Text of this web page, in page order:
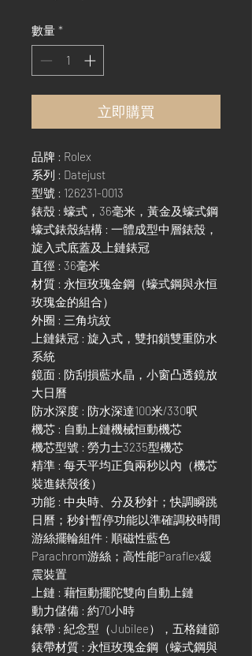
數量 *
立即購買
品牌 : Rolex
系列 : Datejust
型號 : 126231-0013
錶殼 : 蠔式，36毫米，黃金及蠔式鋼
蠔式錶殼結構 : 一體成型中層錶殼，
旋入式底蓋及上鏈錶冠
直徑 : 36毫米
材質 : 永恒玫瑰金鋼（蠔式鋼與永恒
玫瑰金的組合）
外圈 : 三角坑紋
上鏈錶冠 : 旋入式，雙扣鎖雙重防水
系統
鏡面 : 防刮損藍水晶，小窗凸透鏡放
大日曆
防水深度 : 防水深達100米/330呎
機芯 : 自動上鏈機械恒動機芯
機芯型號 : 勞力士3235型機芯
精準 : 每天平均正負兩秒以內（機芯
裝進錶殼後）
功能 : 中央時、分及秒針；快調瞬跳
日曆；秒針暫停功能以準確調校時間
游絲擺輪組件 : 順磁性藍色
Parachrom游絲；高性能Paraflex緩
震裝置
上鏈 : 藉恒動擺陀雙向自動上鏈
動力儲備 : 約70小時
錶帶 : 紀念型（Jubilee），五格鏈節
錶帶材質 : 永恒玫瑰金鋼（蠔式鋼與